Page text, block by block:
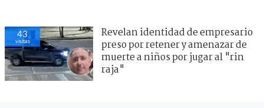
43
visitas
Revelan identidad de empresario
preso por retener y amenazar de
muerte a niños por jugar al "rin
raja"